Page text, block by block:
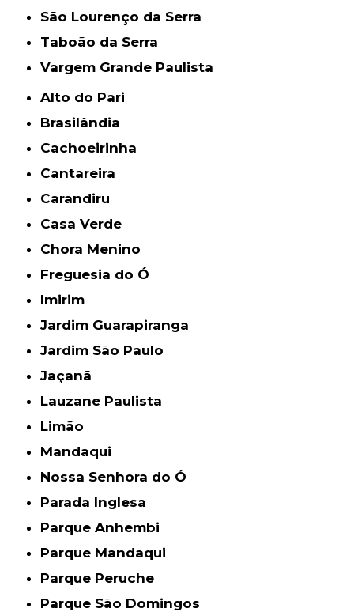
São Lourenço da Serra
Taboão da Serra
Vargem Grande Paulista
Alto do Pari
Brasilândia
Cachoeirinha
Cantareira
Carandiru
Casa Verde
Chora Menino
Freguesia do Ó
Imirim
Jardim Guarapiranga
Jardim São Paulo
Jaçanã
Lauzane Paulista
Limão
Mandaqui
Nossa Senhora do Ó
Parada Inglesa
Parque Anhembi
Parque Mandaqui
Parque Peruche
Parque São Domingos